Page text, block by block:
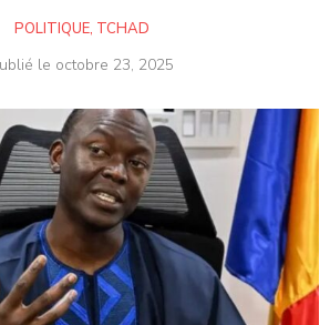
POLITIQUE, TCHAD
le octobre 23, 2025